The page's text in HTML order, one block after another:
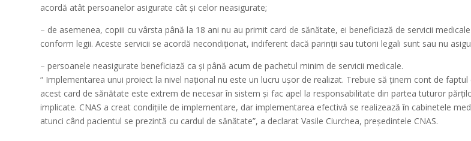
acordă atât persoanelor asigurate cât şi celor neasigurate;
– de asemenea, copiii cu vârsta până la 18 ani nu au primit card de sănătate, ei beneficiază de servicii medicale
conform legii. Aceste servicii se acordă necondiţionat, indiferent dacă parinţii sau tutorii legali sunt sau nu
– persoanele neasigurate beneficiază ca şi până acum de pachetul minim de servicii medicale.
“ Implementarea unui proiect la nivel naţional nu este un lucru uşor de realizat. Trebuie să ţinem cont de faptul
acest card de sănătate este extrem de necesar în sistem şi fac apel la responsabilitate din partea tuturor
implicate. CNAS a creat condiţiile de implementare, dar implementarea efectivă se realizează în cabinetele
atunci când pacientul se prezintă cu cardul de sănătate”, a declarat Vasile Ciurchea, preşedintele CNAS.